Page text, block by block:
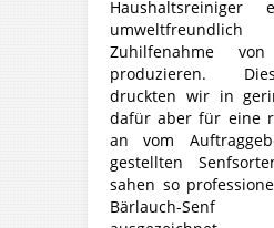
Haushaltsreiniger
Zuhilfenahme
produzieren.
druckten wir in
dafür aber für eine
an vom
gestellten
sahen so
Bärlauch-Senf